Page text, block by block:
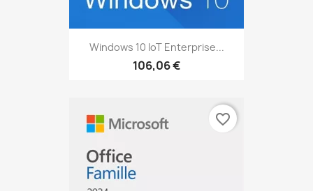
Windows 10 IoT Enterprise...
106,06 €
favorite_border